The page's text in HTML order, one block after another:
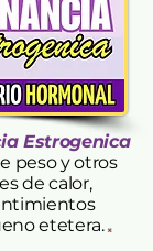
Estrogenica
peso y otros
de calor,
etetera..